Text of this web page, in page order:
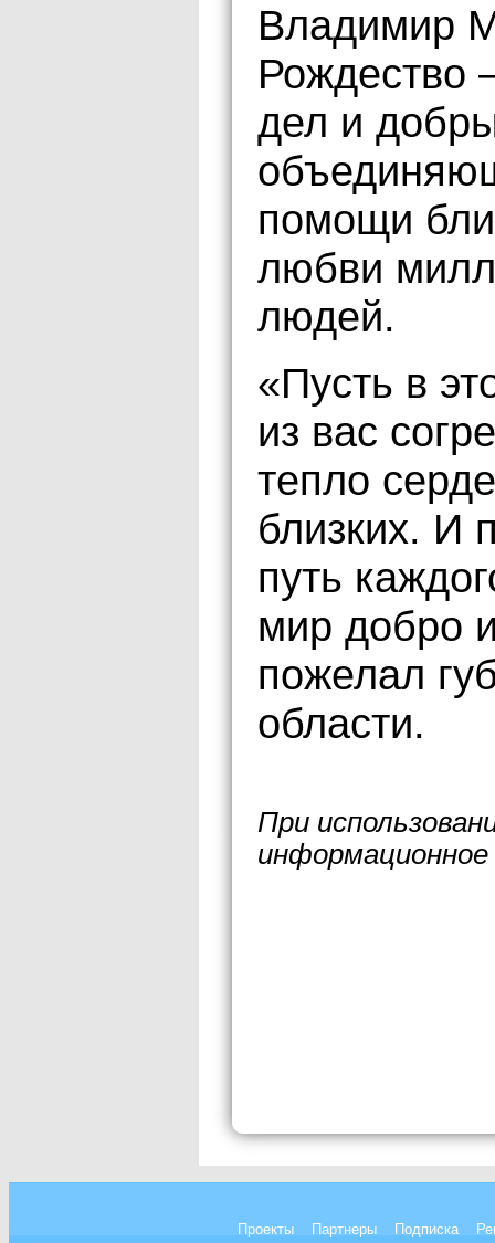
Владимир
Рождество
дел и
помощи
любви
людей.
«Пусть в
из вас
тепло
близких. И
путь
мир добро
пожелал
области.
При
Проекты Партнеры Подписка